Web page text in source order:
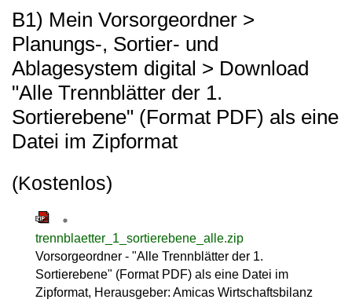
B1) Mein Vorsorgeordner >
Planungs-, Sortier- und
Ablagesystem digital > Download
"Alle Trennblätter der 1.
Sortierebene" (Format PDF) als eine
Datei im Zipformat
(Kostenlos)
trennblaetter_1_sortierebene_alle.zip
Vorsorgeordner - "Alle Trennblätter der 1.
Sortierebene" (Format PDF) als eine Datei im
Zipformat, Herausgeber: Amicas Wirtschaftsbilanz